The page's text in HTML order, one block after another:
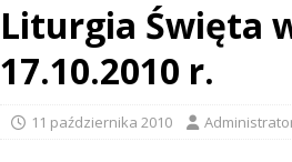
Liturgia Święta
17.10.2010 r.
11 października 2010